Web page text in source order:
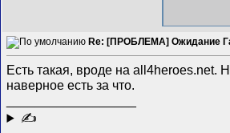
Re: [ПРОБЛЕМА] Ожидание
Есть такая, вроде на all4heroes.net.
наверное есть за что.
✍